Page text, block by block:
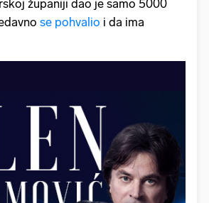
županiji dao je samo 5000
se pohvalio i da ima